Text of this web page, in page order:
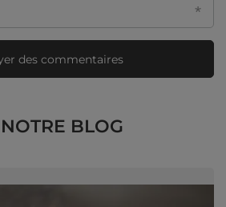
des commentaires
BLOG